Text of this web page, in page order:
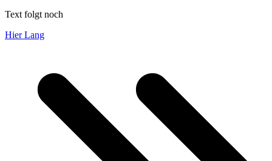
Text folgt noch
Hier Lang